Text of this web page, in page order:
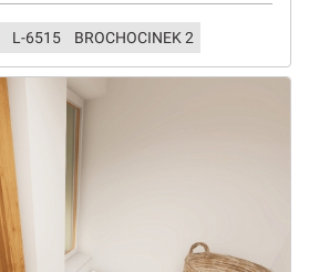
L-6515 BROCHOCINEK 2